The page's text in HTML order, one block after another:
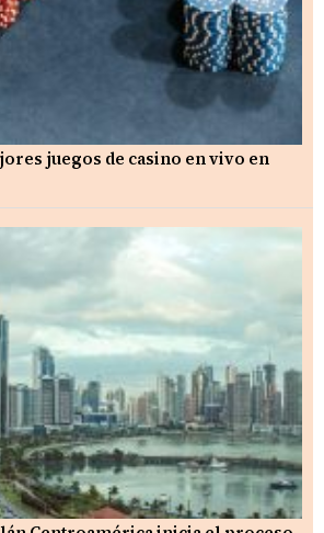
juegos de casino en vivo en